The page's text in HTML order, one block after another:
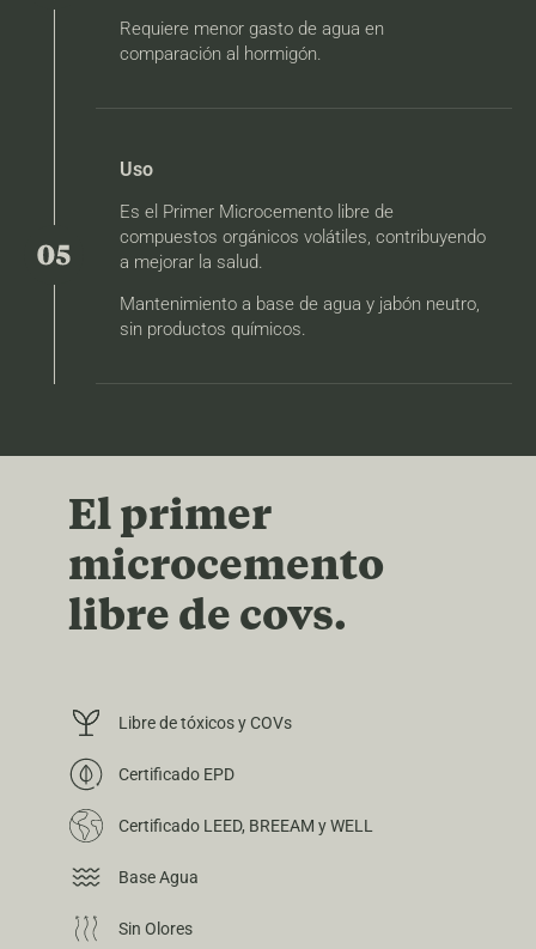
Requiere menor gasto de agua en
comparación al hormigón.
Uso
Es el Primer Microcemento libre de
compuestos orgánicos volátiles, contribuyendo
a mejorar la salud.
Mantenimiento a base de agua y jabón neutro,
sin productos químicos.
El primer
microcemento
libre de covs.
Libre de tóxicos y COVs
Certificado EPD
Certificado LEED, BREEAM y WELL
Base Agua
Sin Olores